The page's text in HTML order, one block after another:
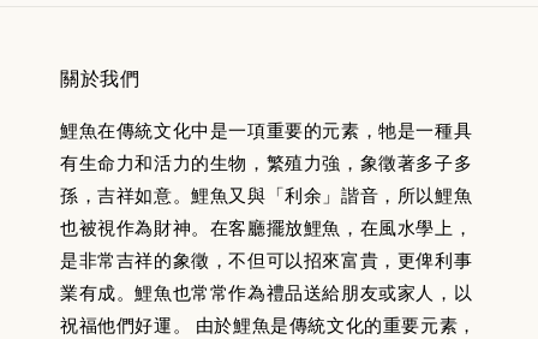
關於我們
鯉魚在傳統文化中是一項重要的元素，牠是一種具
有生命力和活力的生物，繁殖力強，象徵著多子多
孫，吉祥如意。鯉魚又與「利余」諧音，所以鯉魚
也被視作為財神。在客廳擺放鯉魚，在風水學上，
是非常吉祥的象徵，不但可以招來富貴，更俾利事
業有成。鯉魚也常常作為禮品送給朋友或家人，以
祝福他們好運。 由於鯉魚是傳統文化的重要元素，